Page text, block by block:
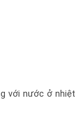
với nước ở nhiệt